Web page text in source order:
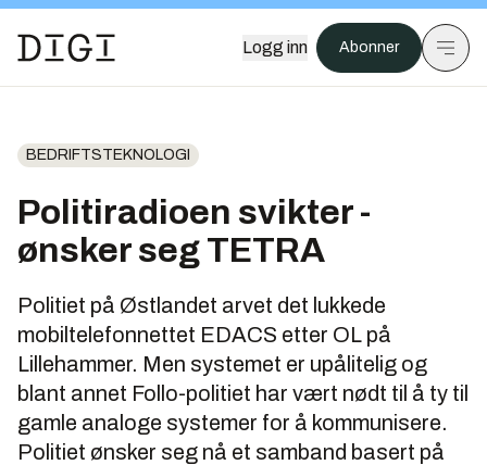
Logg inn Abonner
BEDRIFTSTEKNOLOGI
Politiradioen svikter -
ønsker seg TETRA
Politiet på Østlandet arvet det lukkede
mobiltelefonnettet EDACS etter OL på
Lillehammer. Men systemet er upålitelig og
blant annet Follo-politiet har vært nødt til å ty til
gamle analoge systemer for å kommunisere.
Politiet ønsker seg nå et samband basert på